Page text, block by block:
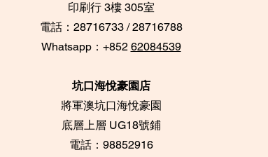
​印刷行 3樓 305室
電話：28716733 / 28716788
Whatsapp：+852 62084539
坑口海悅豪園店
將軍澳坑口海悅豪園
底層上層 UG18號鋪
​電話：98852916